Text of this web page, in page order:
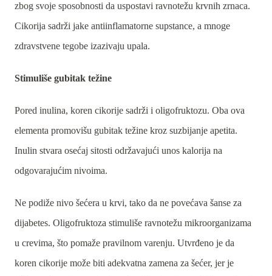
zbog svoje sposobnosti da uspostavi ravnotežu krvnih zrnaca.
Cikorija sadrži jake antiinflamatorne supstance, a mnoge
zdravstvene tegobe izazivaju upala.
Stimuliše gubitak težine
Pored inulina, koren cikorije sadrži i oligofruktozu. Oba ova
elementa promovišu gubitak težine kroz suzbijanje apetita.
Inulin stvara osećaj sitosti održavajući unos kalorija na
odgovarajućim nivoima.
Ne podiže nivo šećera u krvi, tako da ne povećava šanse za
dijabetes. Oligofruktoza stimuliše ravnotežu mikroorganizama
u crevima, što pomaže pravilnom varenju. Utvrđeno je da
koren cikorije može biti adekvatna zamena za šećer, jer je